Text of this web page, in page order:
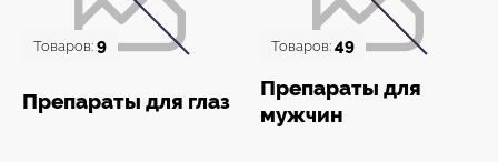
Товаров: 9
Препараты для глаз
Товаров: 49
Препараты для
мужчин